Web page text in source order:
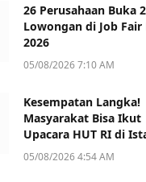
26 Perusahaan Buka
Lowongan di Job Fair
2026
05/08/2026 7:10 AM
Kesempatan Langka!
Masyarakat Bisa Ikut
Upacara HUT RI di
05/08/2026 4:54 AM